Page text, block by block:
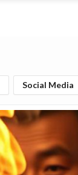
Social Media